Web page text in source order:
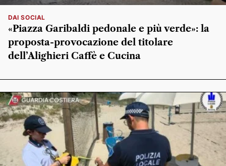
DAI SOCIAL
«Piazza Garibaldi pedonale e più verde»: la
proposta-provocazione del titolare
dell’Alighieri Caffè e Cucina